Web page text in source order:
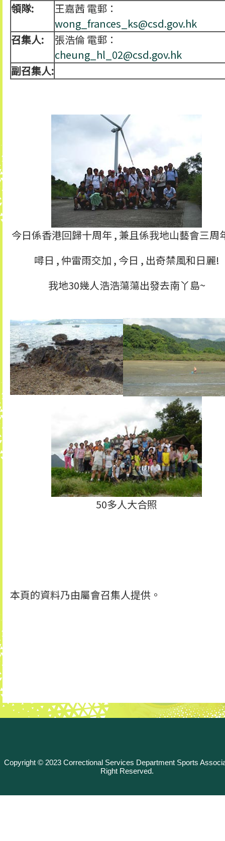
領隊:
王嘉茜 電郵：
wong_frances_ks@csd.gov.hk
召集人:
張浩倫 電郵：
cheung_hl_02@csd.gov.hk
副召集人:
今日係香港回歸十周年 , 兼且係我地山藝會三周
噚日 , 仲雷雨交加 , 今日 , 出奇禁風和日麗!
我地30幾人浩浩蕩蕩出發去南丫島~
50多人大合照
本頁的資料乃由屬會召集人提供。
Copyright © 2023 Correctional Services Department Sports
Right Reserved.